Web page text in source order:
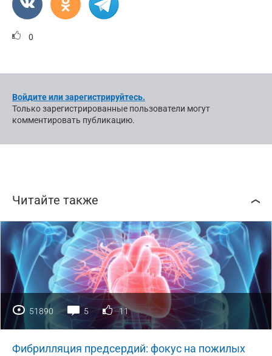
0
Войдите или зарегистрируйтесь.
Только зарегистрированные пользователи могут
комментировать публикацию.
Читайте также
51890 5 11
Фибрилляция предсердий: фокус на пожилых